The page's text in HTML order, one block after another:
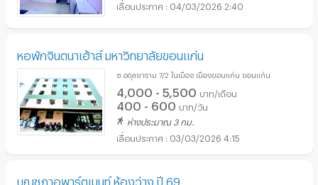
04/03/2026 2:40
หอพักจินตนาเฮ้าส์ มหาวิทยาลัยขอนแก่น
ซ.อดุลยาราม 7/2 ในเมือง เมืองขอนแก่น ขอนแก่น
4,000 - 5,500 บาท/เดือน
400 - 600 บาท/วัน
ห่างประมาณ 3 กม.
03/03/2026 4:15
บุญชฎาอพาร์ตเมนท์ ห้องว่าง ปี 69